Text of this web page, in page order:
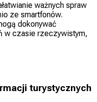
ważnych spraw
ze smartfonów.
dokonywać
w czasie rzeczywistym,
turystycznych